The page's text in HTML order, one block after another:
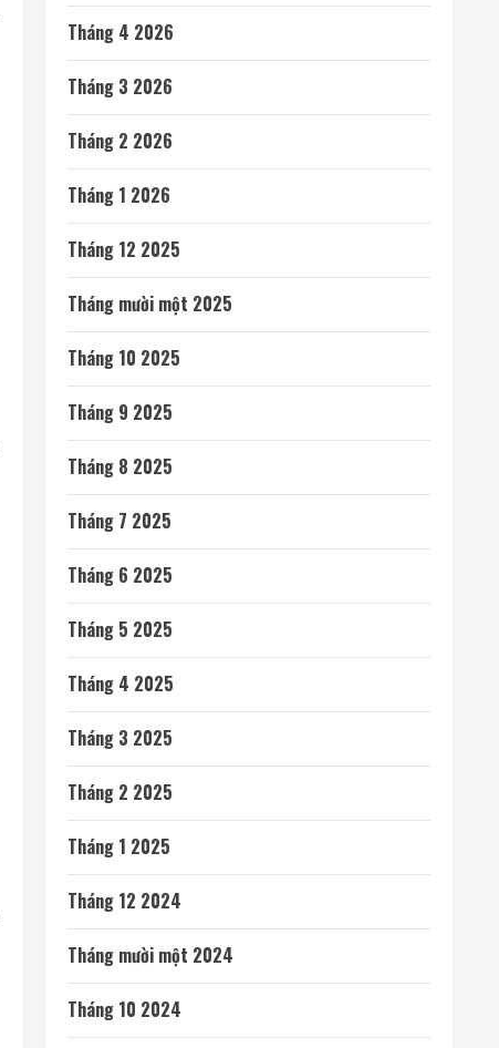
Tháng 4 2026
Tháng 3 2026
Tháng 2 2026
Tháng 1 2026
Tháng 12 2025
Tháng mười một 2025
Tháng 10 2025
Tháng 9 2025
Tháng 8 2025
Tháng 7 2025
Tháng 6 2025
Tháng 5 2025
Tháng 4 2025
Tháng 3 2025
Tháng 2 2025
Tháng 1 2025
Tháng 12 2024
Tháng mười một 2024
Tháng 10 2024